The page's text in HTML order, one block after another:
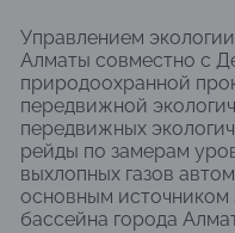
Управлением
Алматы совместно с
природоохранной
передвижной
передвижных
рейды по замерам
выхлопных газов
основным источником
бассейна города